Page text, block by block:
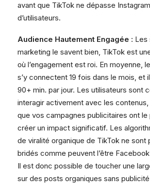
avant que TikTok ne dépasse
d’utilisateurs.
Audience Hautement Engagée : Les
marketing le savent bien, TikTok est
où l’engagement est roi. En moyenne,
s’y connectent 19 fois dans le mois, et
90+ min. par jour. Les utilisateurs sont
interagir activement avec les
que vos campagnes publicitaires ont
créer un impact significatif. Les
de viralité organique de TikTok ne sont
bridés comme peuvent l’être
Il est donc possible de toucher une
sur des posts organiques sans